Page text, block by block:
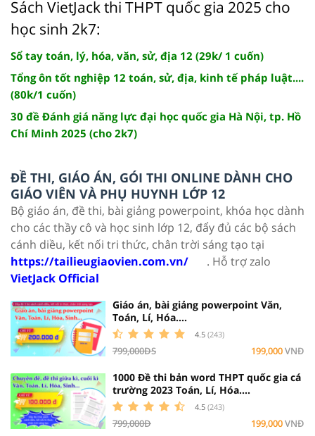
Sách VietJack thi THPT quốc gia 2025 cho
học sinh 2k7:
Sổ tay toán, lý, hóa, văn, sử, địa 12 (29k/ 1 cuốn)
Tổng ôn tốt nghiệp 12 toán, sử, địa, kinh tế pháp luật....
(80k/1 cuốn)
30 đề Đánh giá năng lực đại học quốc gia Hà Nội, tp. Hồ
Chí Minh 2025 (cho 2k7)
ĐỀ THI, GIÁO ÁN, GÓI THI ONLINE DÀNH CHO
GIÁO VIÊN VÀ PHỤ HUYNH LỚP 12
Bộ giáo án, đề thi, bài giảng powerpoint, khóa học dành
cho các thầy cô và học sinh lớp 12, đẩy đủ các bộ sách
cánh diều, kết nối tri thức, chân trời sáng tạo tại
https://tailieugiaovien.com.vn/
. Hỗ trợ zalo
VietJack Official
Giáo án, bài giảng powerpoint Văn,
Toán, Lí, Hóa....
4.5 (243)
799,000ĐS 199,000VNĐ
1000 Đề thi bản word THPT quốc gia cá
trường 2023 Toán, Lí, Hóa....
4.5 (243)
799,000Đ 199,000VNĐ